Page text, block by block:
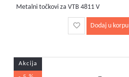
Metalni točkovi za VTB 4811 V
Dodaj u korpu
Akcija